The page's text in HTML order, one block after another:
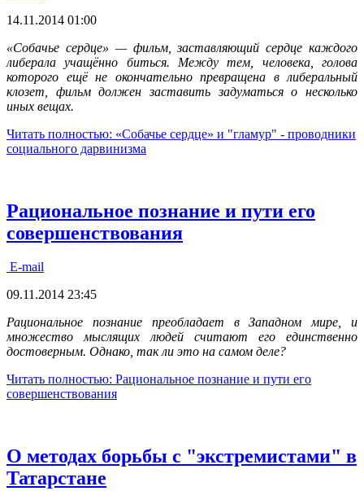
14.11.2014 01:00
«Собачье сердце» — фильм, заставляющий сердце каждого
либерала учащённо биться. Между тем, человека, голова
которого ещё не окончательно превращена в либеральный
клозет, фильм должен заставить задуматься о несколько
иных вещах.
Читать полностью: «Собачье сердце» и "гламур" - проводники
социального дарвинизма
Рациональное познание и пути его
совершенствования
E-mail
09.11.2014 23:45
Рациональное познание преобладает в Западном мире, и
множество мыслящих людей считают его единственно
достоверным. Однако, так ли это на самом деле?
Читать полностью: Рациональное познание и пути его
совершенствования
О методах борьбы с "экстремистами" в
Татарстане